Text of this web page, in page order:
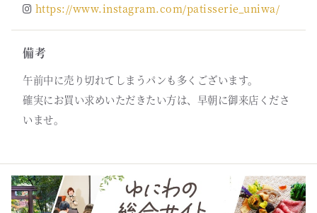
https://www.instagram.com/patisserie_uniwa/
備考
午前中に売り切れてしまうパンも多くございます。
確実にお買い求めいただきたい方は、早朝に御来店くださ
いませ。